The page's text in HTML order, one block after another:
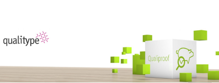
Qualiproof